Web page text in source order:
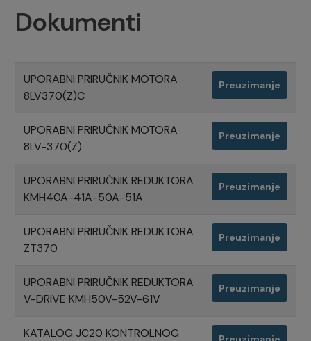
Dokumenti
UPORABNI PRIRUČNIK MOTORA
8LV370(Z)C
Preuzimanje
UPORABNI PRIRUČNIK MOTORA
8LV-370(Z)
Preuzimanje
UPORABNI PRIRUČNIK REDUKTORA
KMH40A-41A-50A-51A
Preuzimanje
UPORABNI PRIRUČNIK REDUKTORA
ZT370
Preuzimanje
UPORABNI PRIRUČNIK REDUKTORA
V-DRIVE KMH50V-52V-61V
Preuzimanje
KATALOG JC20 KONTROLNOG